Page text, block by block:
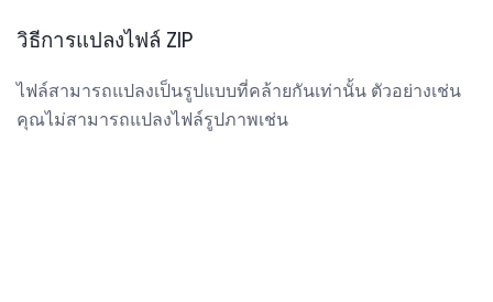
วิธีการแปลงไฟล์ ZIP
ไฟล์สามารถแปลงเป็นรูปแบบที่คล้ายกันเท่านั้น ตัวอย่างเช่น
คุณไม่สามารถแปลงไฟล์รูปภาพเช่น